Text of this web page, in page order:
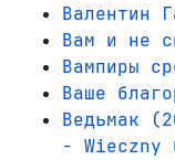
Валентин
Вам и не
Вампиры
Ваше
Ведьмак
- Wieczny